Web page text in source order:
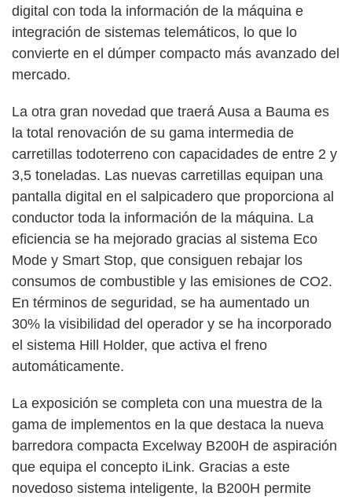
digital con toda la información de la máquina e
integración de sistemas telemáticos, lo que lo
convierte en el dúmper compacto más avanzado del
mercado.
La otra gran novedad que traerá Ausa a Bauma es
la total renovación de su gama intermedia de
carretillas todoterreno con capacidades de entre 2 y
3,5 toneladas. Las nuevas carretillas equipan una
pantalla digital en el salpicadero que proporciona al
conductor toda la información de la máquina. La
eficiencia se ha mejorado gracias al sistema Eco
Mode y Smart Stop, que consiguen rebajar los
consumos de combustible y las emisiones de CO2.
En términos de seguridad, se ha aumentado un
30% la visibilidad del operador y se ha incorporado
el sistema Hill Holder, que activa el freno
automáticamente.
La exposición se completa con una muestra de la
gama de implementos en la que destaca la nueva
barredora compacta Excelway B200H de aspiración
que equipa el concepto iLink. Gracias a este
novedoso sistema inteligente, la B200H permite